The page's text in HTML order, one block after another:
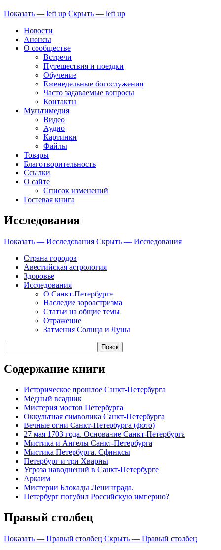
Показать — left up Скрыть — left up
Новости
Анонсы
О сообществе
Встречи
Путешествия и поездки
Обучение
Еженедельные богослужения
Часто задаваемые вопросы
Контакты
Мультимедия
Видео
Аудио
Картинки
Файлы
Товары
Благотворительность
Ссылки
О сайте
Список изменений
Гостевая книга
Исследования
Показать — Исследования Скрыть — Исследования
Страна городов
Авестийская астрология
Здоровье
Исследования
О Санкт-Петербурге
Наследие зороастризма
Cтатьи на общие темы
Отражение
Затмения Солнца и Луны
Содержание книги
Историческое прошлое Санкт-Петербурга
Медный всадник
Мистерия мостов Петербурга
Оккультная символика Санкт-Петербурга
Вечные огни Санкт-Петербурга (фото)
27 мая 1703 года. Основание Санкт-Петербурга
Мистика и Ангелы Санкт-Петербурга
Мистика Петербурга. Сфинксы
Петербург и три Хварны
Угроза наводнений в Санкт-Петербурге
Аркаим
Мистерии Блокады Ленинграда.
Петербург погубил Российскую империю?
Правый столбец
Показать — Правый столбец Скрыть — Правый столбец